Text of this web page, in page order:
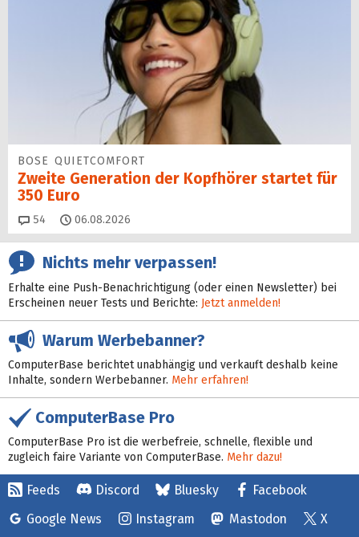
BOSE QUIETCOMFORT
Zweite Generation der Kopfhörer startet für
350 Euro
54 Kommentare
06.08.2026
Nichts mehr verpassen!
Erhalte eine Push-Benachrichtigung (oder einen Newsletter) bei
Erscheinen neuer Tests und Berichte: Jetzt anmelden!
Warum Werbebanner?
ComputerBase berichtet unabhängig und verkauft deshalb keine
Inhalte, sondern Werbebanner. Mehr erfahren!
ComputerBase Pro
ComputerBase Pro ist die werbefreie, schnelle, flexible und
zugleich faire Variante von ComputerBase. Mehr dazu!
Feeds Discord Bluesky
Facebook
Google News
Instagram Mastodon X